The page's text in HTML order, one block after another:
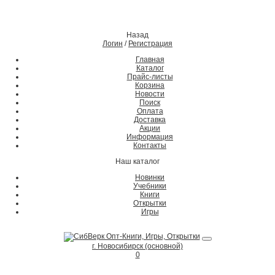
Назад
Логин / Регистрация
Главная
Каталог
Прайс-листы
Корзина
Новости
Поиск
Оплата
Доставка
Акции
Информация
Контакты
Наш каталог
Новинки
Учебники
Книги
Открытки
Игры
г. Новосибирск (основной)
0